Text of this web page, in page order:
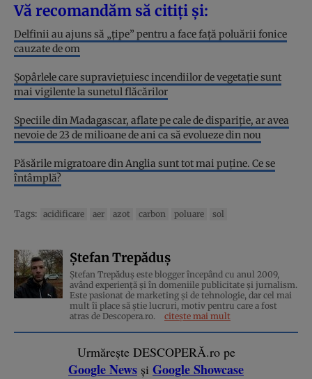
Vă recomandăm să citiți și:
Delfinii au ajuns să „țipe” pentru a face față poluării fonice
cauzate de om
Șopârlele care supraviețuiesc incendiilor de vegetație sunt
mai vigilente la sunetul flăcărilor
Speciile din Madagascar, aflate pe cale de dispariție, ar avea
nevoie de 23 de milioane de ani ca să evolueze din nou
Păsările migratoare din Anglia sunt tot mai puține. Ce se
întâmplă?
Tags: acidificare aer azot carbon poluare sol
Ștefan Trepăduș
Ștefan Trepăduș este blogger începând cu anul 2009,
având experiență și în domeniile publicitate și jurnalism.
Este pasionat de marketing și de tehnologie, dar cel mai
mult îi place să știe lucruri, motiv pentru care a fost
atras de Descopera.ro.
citește mai mult
Urmărește DESCOPERĂ.ro pe
Google News și Google Showcase